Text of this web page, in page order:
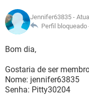
GUIA DE COMPRAS
INSTAGRAM
GUIA DE COMPRAS
CELULAR
OUTLOOK
INSTAGRAM
JOGOS
CELULAR
OUTLOOK
INSTAGRAM
GUIA DE COMPRAS
GLOSSÁRIO
JOGOS
OUTLOOK
INSTAGRAM
Jennifer63835 -
Perfil bloqueado
Bom dia,
Gostaria de ser
Nome: jennifer63835
Senha: Pitty30204